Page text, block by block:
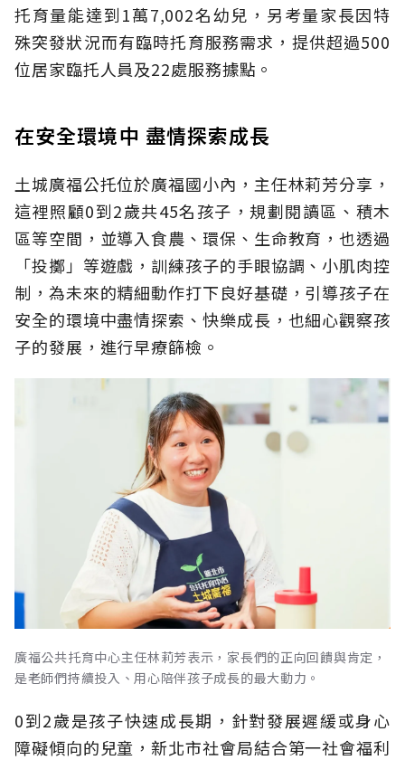
托育量能達到1萬7,002名幼兒，另考量家長因特
殊突發狀況而有臨時托育服務需求，提供超過500
位居家臨托人員及22處服務據點。
在安全環境中 盡情探索成長
土城廣福公托位於廣福國小內，主任林莉芳分享，
這裡照顧0到2歲共45名孩子，規劃閱讀區、積木
區等空間，並導入食農、環保、生命教育，也透過
「投擲」等遊戲，訓練孩子的手眼協調、小肌肉控
制，為未來的精細動作打下良好基礎，引導孩子在
安全的環境中盡情探索、快樂成長，也細心觀察孩
子的發展，進行早療篩檢。
廣福公共托育中心主任林莉芳表示，家長們的正向回饋與肯定，
是老師們持續投入、用心陪伴孩子成長的最大動力。
0到2歲是孩子快速成長期，針對發展遲緩或身心
障礙傾向的兒童，新北市社會局結合第一社會福利